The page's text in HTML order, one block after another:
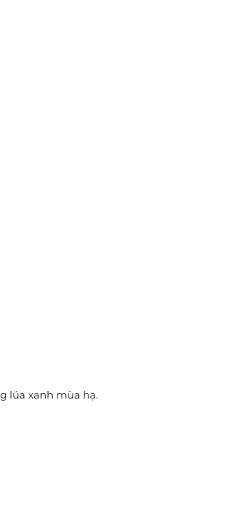
lúa xanh mùa hạ.